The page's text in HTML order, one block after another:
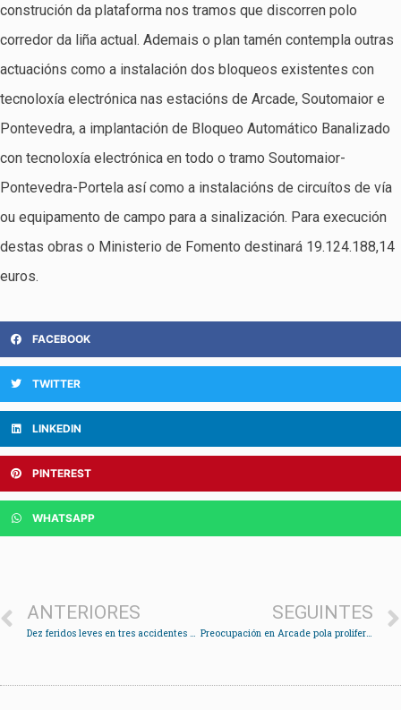
construción da plataforma nos tramos que discorren polo
corredor da liña actual. Ademais o plan tamén contempla outras
actuacións como a instalación dos bloqueos existentes con
tecnoloxía electrónica nas estacións de Arcade, Soutomaior e
Pontevedra, a implantación de Bloqueo Automático Banalizado
con tecnoloxía electrónica en todo o tramo Soutomaior-
Pontevedra-Portela así como a instalacións de circuítos de vía
ou equipamento de campo para a sinalización. Para execución
destas obras o Ministerio de Fomento destinará 19.124.188,14
euros.
FACEBOOK
TWITTER
LINKEDIN
PINTEREST
WHATSAPP
ANTERIORES
Dez feridos leves en tres accidentes na fin de semana
SEGUINTES
Preocupación en Arcade pola proliferación de ratas no peirao